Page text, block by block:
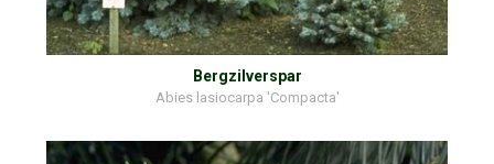
Bergzilverspar
Abies lasiocarpa 'Compacta'